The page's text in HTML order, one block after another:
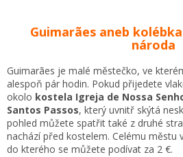
Guimarães aneb
národa
Guimarães je malé městečko, ve
alespoň pár hodin. Pokud přijedete
okolo kostela Igreja de Nossa
Santos Passos, který uvnitř skýtá
pohled můžete spatřit také z druhé
nachází před kostelem. Celému městu
do kterého se můžete podívat za 2 €.